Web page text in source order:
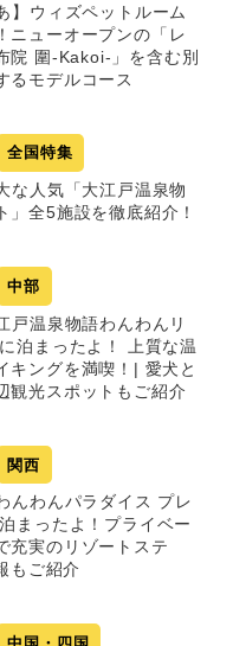
】ウィズペットルーム
ニューオープンの「レ
院 圍-Kakoi-」を含む別
るモデルコース
全国特集
な人気「大江戸温泉物
」全5施設を徹底紹介！
中部
戸温泉物語わんわんリ
泊まったよ！ 上質な温
キングを満喫！| 愛犬と
観光スポットもご紹介
関西
んわんパラダイス プレ
まったよ！プライベー
充実のリゾートステ
もご紹介